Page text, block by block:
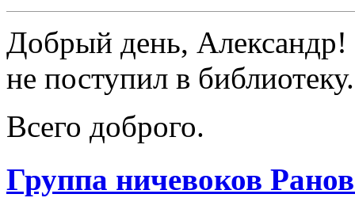
Добрый день,
не поступил в библиотеку.
Всего доброго.
Группа ничевоков